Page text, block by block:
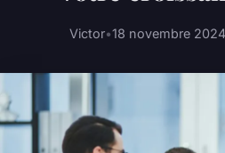
Victor•18 novembre 2024